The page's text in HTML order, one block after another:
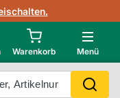
Warenkorb Menü